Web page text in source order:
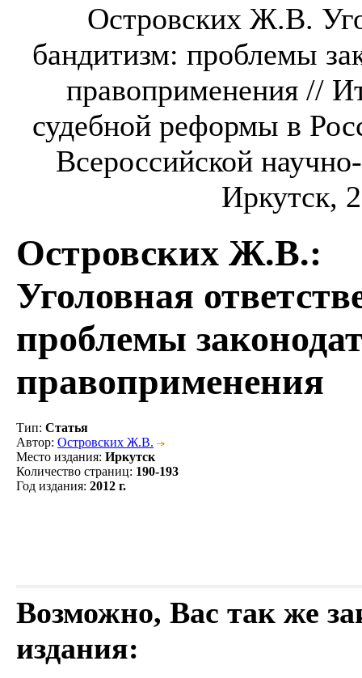
Островских Ж.В.
бандитизм: проблемы
правоприменения //
судебной реформы в
Всероссийской
Иркутск,
Островских Ж.В.:
Уголовная
проблемы
правоприменения
Тип: Статья
Автор: Островских Ж.В.
Место издания: Иркутск
Количество страниц: 190-193
Год издания: 2012 г.
Возможно, Вас так же
издания: